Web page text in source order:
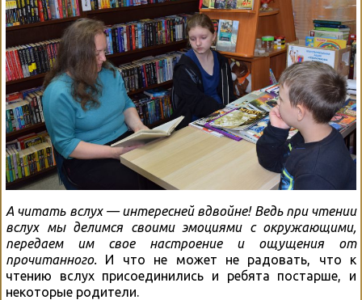
А читать вслух — интересней вдвойне! Ведь при чтении
вслух мы делимся своими эмоциями с окружающими,
передаем им свое настроение и ощущения от
прочитанного. И что не может не радовать, что к
чтению вслух присоединились и ребята постарше, и
некоторые родители.